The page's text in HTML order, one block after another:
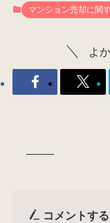
マンション売却に関
よ
コメントする